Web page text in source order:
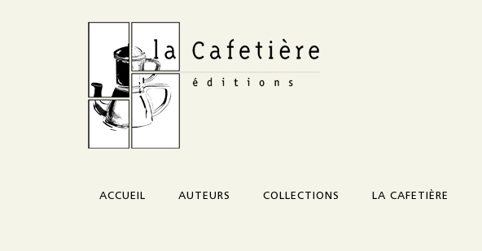
ACCUEIL AUTEURS COLLECTIONS LA CAFETIÈRE